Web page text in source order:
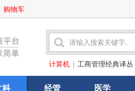
购物车
计算机 工商管理经典译丛
科 经管 医学